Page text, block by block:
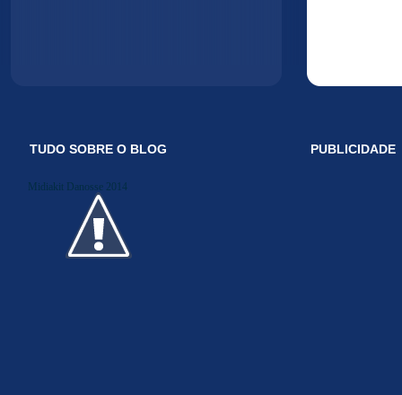
TUDO SOBRE O BLOG
Midiakit Danosse 2014
PUBLICIDADE